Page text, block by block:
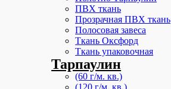
ПВХ ткань
Прозрачная ПВХ ткань
Полосовая завеса
Ткань Оксфорд
Ткань упаковочная
Тарпаулин
(60 г/м. кв.)
(120 г/м. кв.)